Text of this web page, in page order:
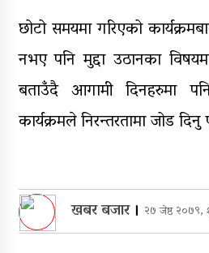
छोटो समयमा गरिएको
नभए पनि मुद्दा उठानका
बताउँदै आगामी दिनहरुमा
कार्यक्रमले निरन्तरतामा जोड
खबर बजार। २७ जेष्ठ २०७९,